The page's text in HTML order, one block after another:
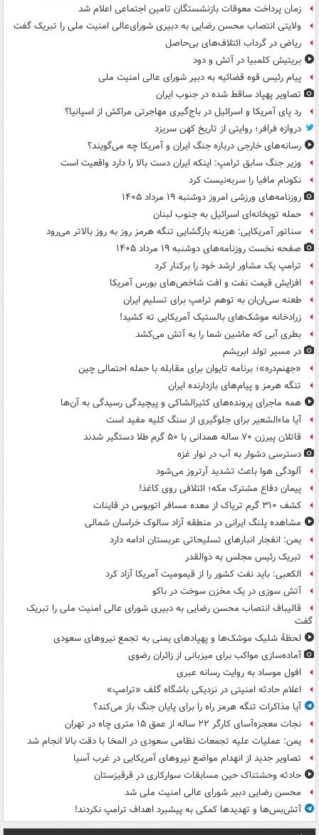
زمان پرداخت معوقات بازنشستگان تامین اجتماعی اعلام شد
ولایتی انتصاب محسن رضایی به دبیری شورای‌عالی امنیت ملی را تبریک گفت
ریاض در گرداب ائتلاف‌های بی‌حاصل
بریتیش کلمبیا در آتش و دود
پیام رئیس قوه قضائیه به دبیر شورای عالی امنیت ملی
تصاویر پهپاد ساقط شده در جنوب ایران
رد پای آمریکا و اسرائیل در باج‌گیری مهاجرتی مراکش از اسپانیا؟
دروازه فرافر؛ روایتی از تاریخ کهن سریزد
رسانه‌های خارجی درباره جنگ ایران و آمریکا چه می‌گویند؟
وزیر جنگ سابق ترامپ: اینکه ایران دست بالا را دارد واقعیت است
نکونام مافیا را سربه‌نیست کرد
روزنامه‌های ورزشی امروز دوشنبه ۱۹ مرداد ۱۴۰۵
حمله توپخانه‌ای اسرائیل به جنوب لبنان
سناتور آمریکایی: هزینه بازگشایی تنگه هرمز روز به روز بالاتر می‌رود
صفحه نخست روزنامه‌های دوشنبه ۱۹ مرداد ۱۴۰۵
ترامپ یک مشاور ارشد خود را برکنار کرد
افزایش قیمت نفت و افت شاخص‌های بورس آمریکا
طعنه سی‌ان‌ان به توهم ترامپ برای تسلیم ایران
زرادخانه موشک‌های بالستیک آمریکایی ته کشید!
بطری آبی که ماشین شما را به آتش می‌کشد
در مسیر تولد ابریشم
«جهنم‌دره»؛ برنامه تایوان برای مقابله با حمله احتمالی چین
تنگه هرمز و پیام‌های بازدارنده ایران
همه ماجرای پرونده‌های کثیرالشاکی و پیچیدگی رسیدگی به آن‌ها
آیا ماءالشعیر برای جلوگیری از سنگ کلیه مفید است
قاتلان پیرزن ۷۰ ساله همدانی با ۵۰ گرم طلا دستگیر شدند
دسترسی دشوار به آب در نوار غزه
آلودگی هوا باعث تشدید آرتروز می‌شود
پیمان دفاع مشترک مکه؛ ائتلافی روی کاغذ!
کشف ۳۱۰ گرم تریاک از معده مسافر اتوبوس در قاینات
مشاهده پلنگ ایرانی در منطقه آزاد سالوک خراسان شمالی
یمن: انفجار انبارهای تسلیحاتی عربستان ادامه دارد
تبریک رئیس مجلس به ذوالقدر
الکعبی: باید نفت کشور را از قیمومیت آمریکا آزاد کرد
آتش سوزی در یک مخزن سوخت در باکو
قالیباف انتصاب محسن رضایی به دبیری شورای عالی امنیت ملی را تبریک
گفت
لحظۀ شلیک موشک‌ها و پهپادهای یمنی به تجمع نیروهای سعودی
آماده‌سازی مواکب برای میزبانی از زائران رضوی
افول موساد به روایت رسانه عبری
اعلام حادثه امنیتی در نزدیکی باشگاه گلف «ترامپ»
آیا مذاکرات تنگه هرمز راه را برای پایان جنگ باز می‌کند؟
نجات معجزه‌آسای کارگر ۲۲ ساله از عمق ۱۵ متری چاه در تهران
یمن: عملیات علیه تجمعات نظامی سعودی در المخا با دقت بالا انجام شد
تصاویر جدید از انهدام مواضع نیروهای آمریکایی در غرب آسیا
حادثه وحشتناک حین مسابقات سوارکاری در قرقیزستان
محسن رضایی دبیر شورای عالی امنیت ملی شد
آتش‌بس‌ها و تهدیدها کمکی به پیشبرد اهداف ترامپ نکردند!